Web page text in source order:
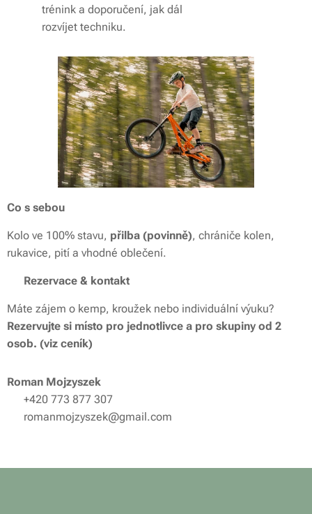
trénink a doporučení, jak dál
rozvíjet techniku.
Co s sebou
Kolo ve 100% stavu, přilba (povinně), chrániče kolen,
rukavice, pití a vhodné oblečení.
Rezervace & kontakt
Máte zájem o kemp, kroužek nebo individuální výuku?
Rezervujte si místo pro jednotlivce a pro skupiny od 2
osob. (viz ceník)
Roman Mojzyszek
📞 +420 773 877 307
✉️ romanmojzyszek@gmail.com